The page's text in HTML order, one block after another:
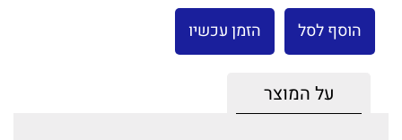
הוסף לסל הזמן עכשיו
על המוצר